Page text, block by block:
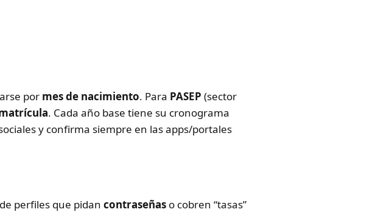
por mes de nacimiento. Para PASEP (sector
. Cada año base tiene su cronograma
y confirma siempre en las apps/portales
perfiles que pidan contraseñas o cobren “tasas”